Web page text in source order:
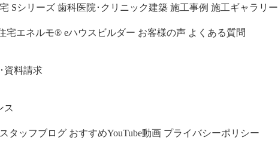
Sシリーズ 歯科医院･クリニック建築 施工事例 施工ギャラリー
宅エネルモ®︎ eハウスビルダー お客様の声 よくある質問
資料請求
ス
スタッフブログ おすすめYouTube動画 プライバシーポリシー